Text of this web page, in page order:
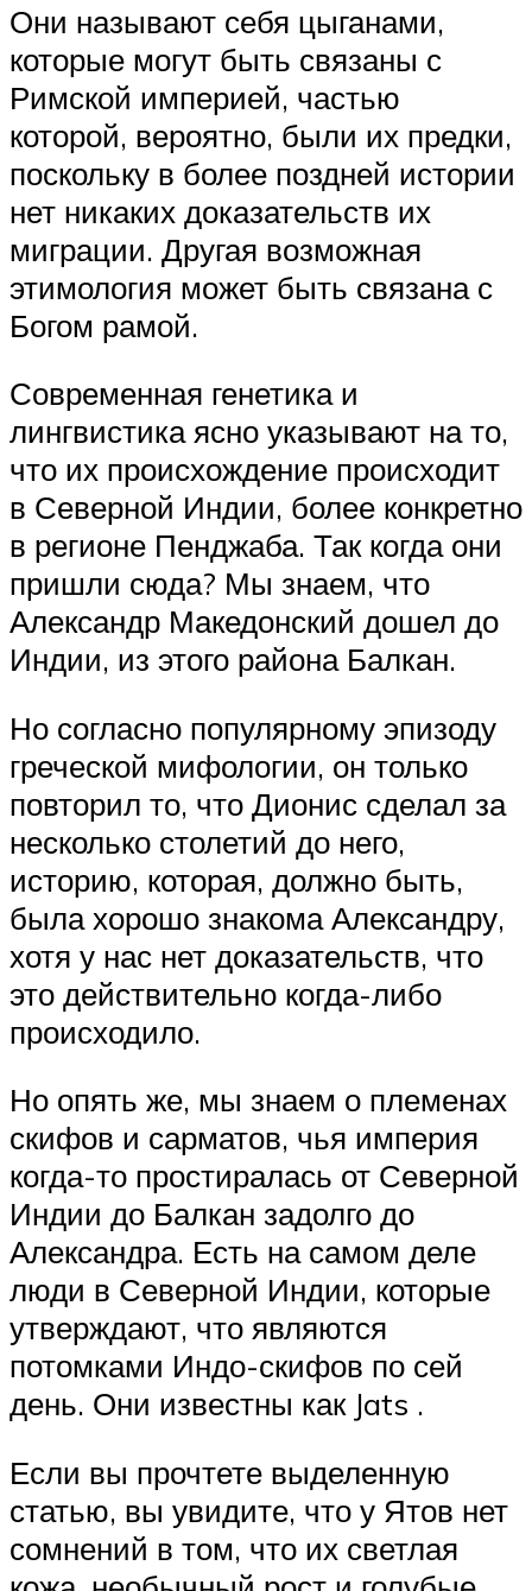
Они называют себя цыганами,
которые могут быть связаны с
Римской империей, частью
которой, вероятно, были их предки,
поскольку в более поздней истории
нет никаких доказательств их
миграции. Другая возможная
этимология может быть связана с
Богом рамой.
Современная генетика и
лингвистика ясно указывают на то,
что их происхождение происходит
в Северной Индии, более конкретно
в регионе Пенджаба. Так когда они
пришли сюда? Мы знаем, что
Александр Македонский дошел до
Индии, из этого района Балкан.
Но согласно популярному эпизоду
греческой мифологии, он только
повторил то, что Дионис сделал за
несколько столетий до него,
историю, которая, должно быть,
была хорошо знакома Александру,
хотя у нас нет доказательств, что
это действительно когда-либо
происходило.
Но опять же, мы знаем о племенах
скифов и сарматов, чья империя
когда-то простиралась от Северной
Индии до Балкан задолго до
Александра. Есть на самом деле
люди в Северной Индии, которые
утверждают, что являются
потомками Индо-скифов по сей
день. Они известны как Jats .
Если вы прочтете выделенную
статью, вы увидите, что у Ятов нет
сомнений в том, что их светлая